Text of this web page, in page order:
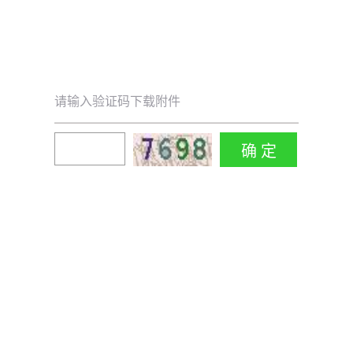
请输入验证码下载附件